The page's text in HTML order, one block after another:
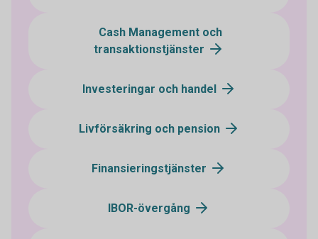
Cash Management och
transaktionstjänster
Investeringar och handel
Livförsäkring och pension
Finansieringstjänster
IBOR-övergång